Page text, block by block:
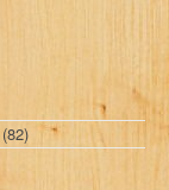
(82)